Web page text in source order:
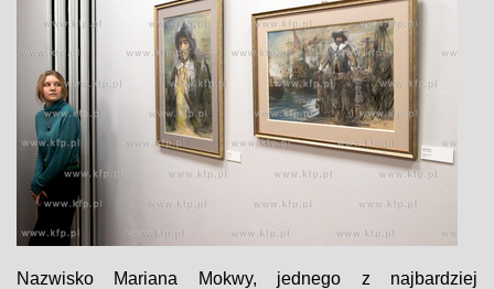
Nazwisko Mariana Mokwy, jednego z najbardziej